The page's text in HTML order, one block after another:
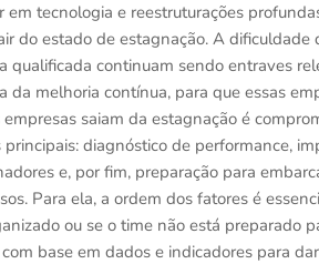
em tecnologia e reestruturações
do estado de estagnação. A
qualificada continuam sendo entraves
da melhoria contínua, para que essas
empresas saiam da estagnação é
principais: diagnóstico de performance,
e, por fim, preparação para
Para ela, a ordem dos fatores é
ou se o time não está preparado
base em dados e indicadores para